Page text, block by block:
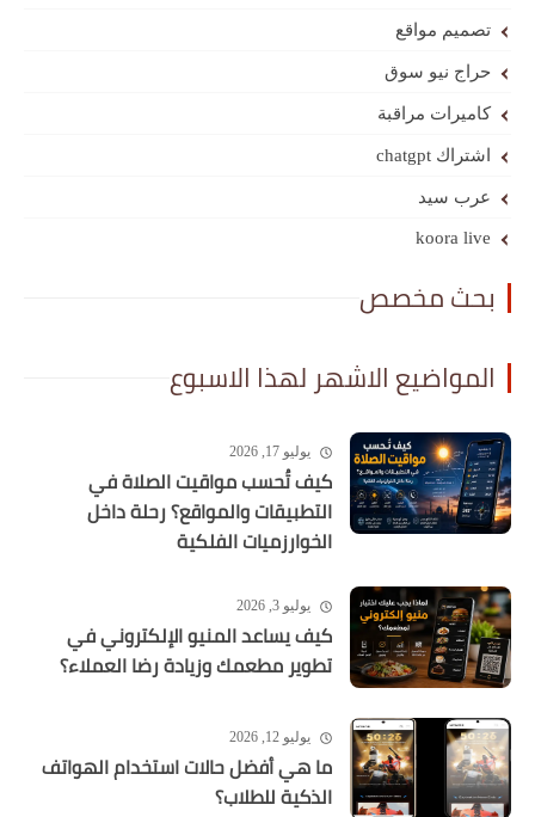
تصميم مواقع
حراج نيو سوق
كاميرات مراقبة
اشتراك chatgpt
عرب سيد
koora live
بحث مخصص
المواضيع الاشهر لهذا الاسبوع
يوليو 17, 2026
كيف تُحسب مواقيت الصلاة في
التطبيقات والمواقع؟ رحلة داخل
الخوارزميات الفلكية
يوليو 3, 2026
كيف يساعد المنيو الإلكتروني في
تطوير مطعمك وزيادة رضا العملاء؟
يوليو 12, 2026
ما هي أفضل حالات استخدام الهواتف
الذكية للطلاب؟